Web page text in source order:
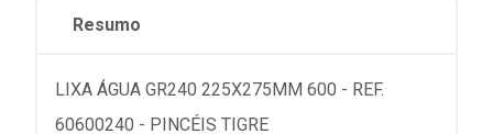
Resumo
LIXA ÁGUA GR240 225X275MM 600 - REF.
60600240 - PINCÉIS TIGRE